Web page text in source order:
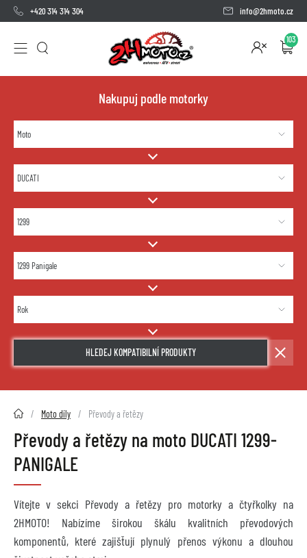
+420 314 314 304 info@2hmoto.cz
103
Nakupuj podle motorky
HLEDEJ KOMPATIBILNÍ PRODUKTY
2HMOTO.cz Moto díly Převody a řetězy
Převody a řetězy na moto DUCATI 1299-
PANIGALE
Vítejte v sekci Převody a řetězy pro motorky a čtyřkolky na
2HMOTO! Nabízíme širokou škálu kvalitních převodových
komponentů, které zajišťují plynulý přenos výkonu a dlouhou